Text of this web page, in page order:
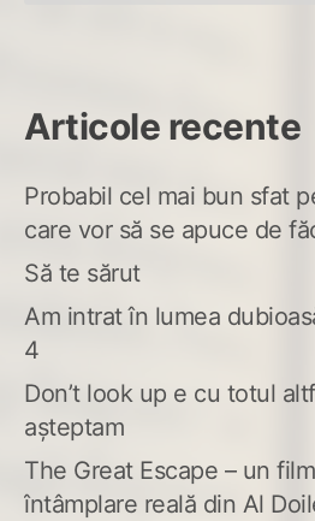
Articole recente
Probabil cel mai bun sfat
care vor să se apuce de
Să te sărut
Am intrat în lumea
4
Don’t look up e cu totul
așteptam
The Great Escape – un
întâmplare reală din Al